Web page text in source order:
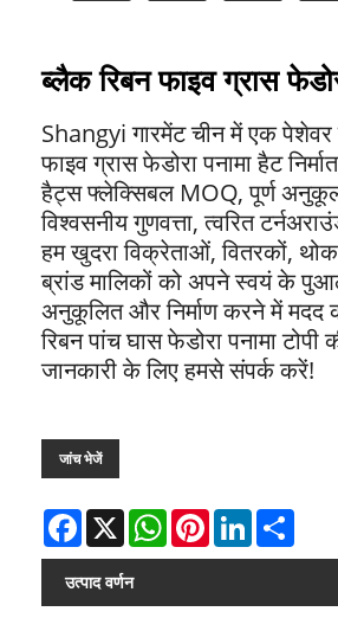
ब्लैक रिबन फाइव ग्रास
Shangyi गारमेंट चीन में एक
फाइव ग्रास फेडोरा पनामा हैट
हैट्स फ्लेक्सिबल MOQ, पूर्ण
विश्वसनीय गुणवत्ता, त्वरित
हम खुदरा विक्रेताओं, वितरकों,
ब्रांड मालिकों को अपने स्वयं के
अनुकूलित और निर्माण करने में
रिबन पांच घास फेडोरा पनामा
जानकारी के लिए हमसे संपर्क करें!
जांच भेजें
Facebook
X WhatsAppPinterestLinkedIn
उत्पाद वर्णन